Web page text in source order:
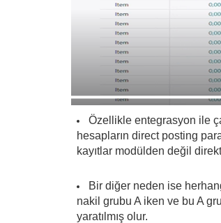
Özellikle entegrasyon ile
hesapların direct posting
kayıtlar modülden değil
Bir diğer neden ise
nakil grubu A iken ve bu A
yaratılmış olur.